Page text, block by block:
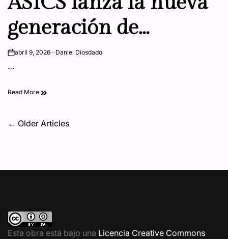
generación de
SUPERBLAST 3 con la
LEAP
onabril 9, 2026 Daniel Diosdado
…
Read More
Navegación
← Older Articles
Esta obra está bajo una Licencia Creative Commons